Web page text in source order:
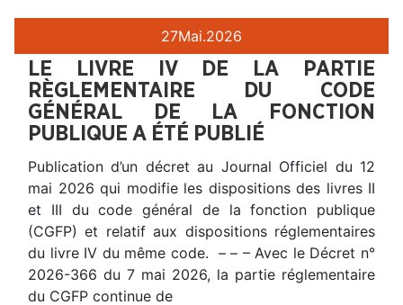
27Mai.2026
LE LIVRE IV DE LA PARTIE
RÈGLEMENTAIRE DU CODE
GÉNÉRAL DE LA FONCTION
PUBLIQUE A ÉTÉ PUBLIÉ
Publication d’un décret au Journal Officiel du 12
mai 2026 qui modifie les dispositions des livres II
et III du code général de la fonction publique
(CGFP) et relatif aux dispositions réglementaires
du livre IV du même code. – – – Avec le Décret n°
2026-366 du 7 mai 2026, la partie réglementaire
du CGFP continue de